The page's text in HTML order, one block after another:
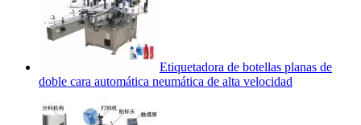
Etiquetadora de botellas planas de
doble cara automática neumática de alta velocidad